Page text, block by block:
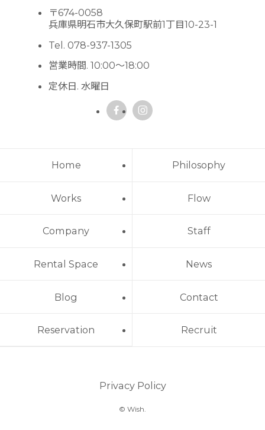
〒674-0058
兵庫県明石市大久保町駅前1丁目10-23-1
Tel. 078-937-1305
営業時間. 10:00～18:00
定休日. 水曜日
Home Philosophy
Works Flow
Company Staff
Rental Space News
Blog Contact
Reservation Recruit
Privacy Policy
© Wish.